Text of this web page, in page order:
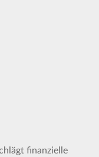
finanzielle